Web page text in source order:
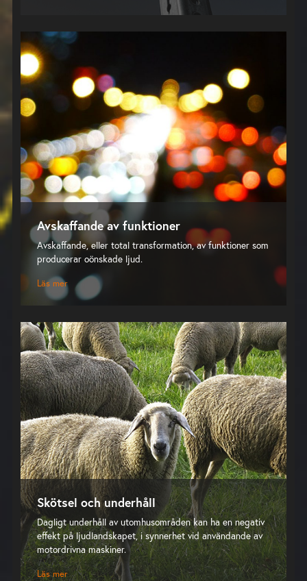
Avskaffande av funktioner
Avskaffande, eller total transformation, av funktioner som
producerar oönskade ljud.
Läs mer
Skötsel och underhåll
Dagligt underhåll av utomhusområden kan ha en negativ
effekt på ljudlandskapet, i synnerhet vid användande av
motordrivna maskiner.
Läs mer